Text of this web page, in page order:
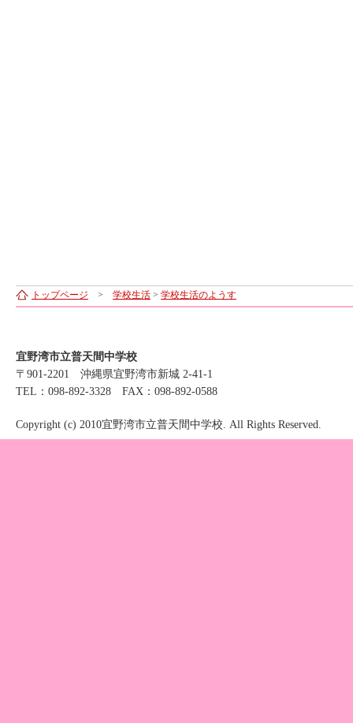
トップページ > 学校生活 > 学校生活のようす
宜野湾市立普天間中学校
〒901-2201 沖縄県宜野湾市新城 2-41-1
TEL：098-892-3328 FAX：098-892-0588
Copyright (c) 2010宜野湾市立普天間中学校. All Rights Reserved.